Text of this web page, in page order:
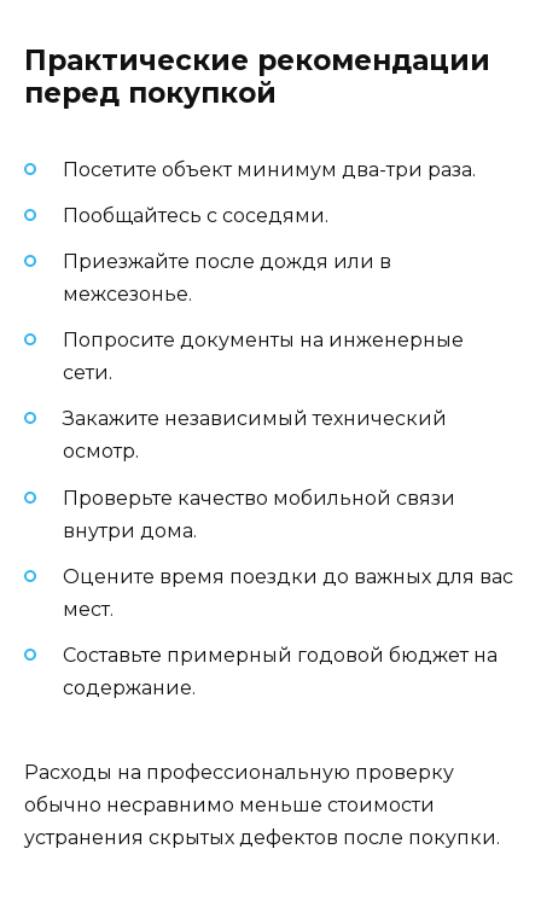
Практические рекомендации
перед покупкой
Посетите объект минимум два-три раза.
Пообщайтесь с соседями.
Приезжайте после дождя или в
межсезонье.
Попросите документы на инженерные
сети.
Закажите независимый технический
осмотр.
Проверьте качество мобильной связи
внутри дома.
Оцените время поездки до важных для вас
мест.
Составьте примерный годовой бюджет на
содержание.
Расходы на профессиональную проверку
обычно несравнимо меньше стоимости
устранения скрытых дефектов после покупки.